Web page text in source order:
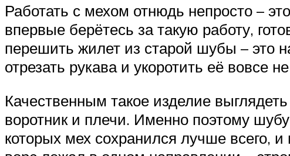
Работать с мехом отнюдь непросто –
впервые берётесь за такую работу,
перешить жилет из старой шубы – это
отрезать рукава и укоротить её вовсе
Качественным такое изделие
воротник и плечи. Именно поэтому
которых мех сохранился лучше всего,